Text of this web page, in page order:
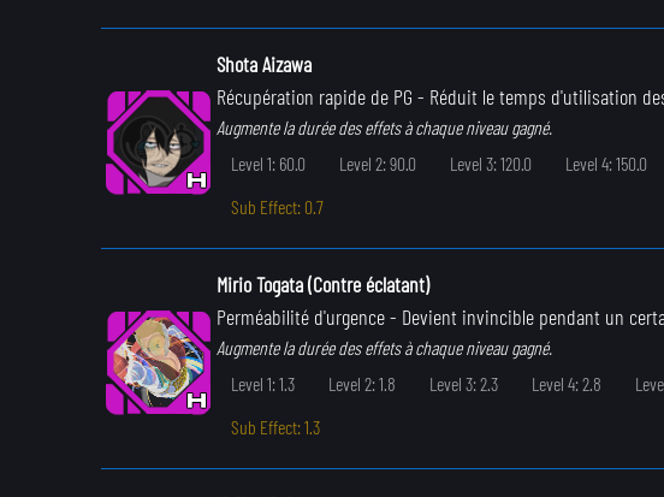
Shota Aizawa
Récupération rapide de PG - Réduit le temps d'utilisation
Augmente la durée des effets à chaque niveau gagné.
Level 1: 60.0
Level 2: 90.0 Level 3: 120.0 Level 4: 150.0
Sub Effect: 0.7
Mirio Togata (Contre éclatant)
Perméabilité d'urgence- Devient invincible pendant un
Augmente la durée des effets à chaque niveau gagné.
Level 1: 1.3
Level 2: 1.8 Level 3: 2.3 Level 4: 2.8
Sub Effect: 1.3